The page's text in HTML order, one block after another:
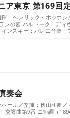
ア東京 第169回
：ヘンリック・ホッホ
ンの墓 バルトーク：ディ
ンスキー：バレエ音楽「
奏会
ール／指揮：秋山和慶
交響曲第9番 ニ短調（